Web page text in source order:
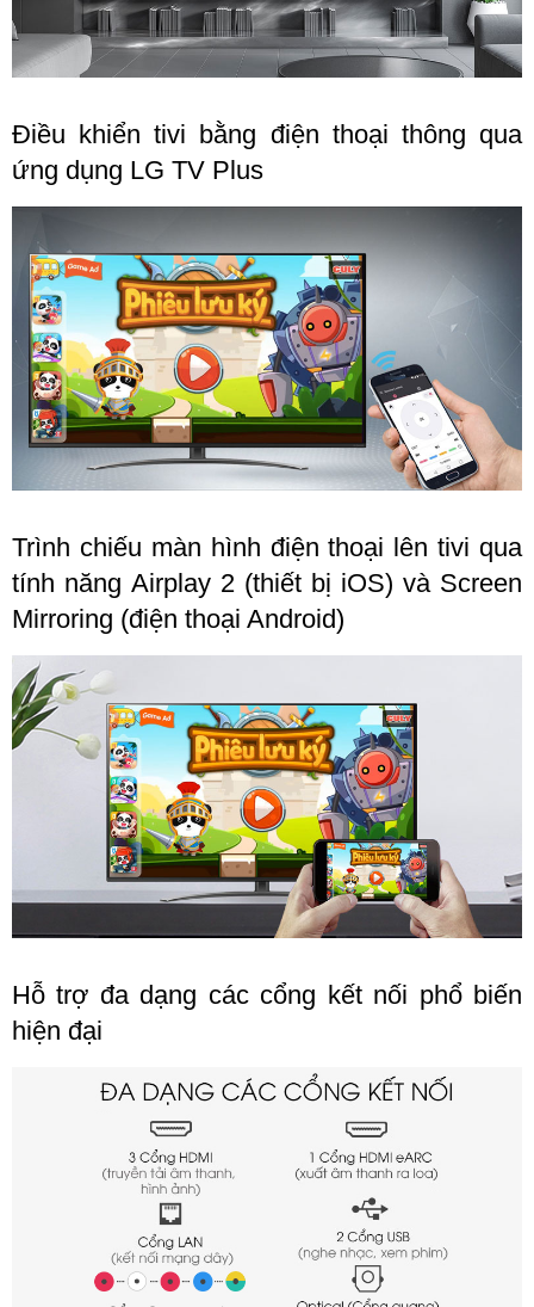
Điều khiển tivi bằng điện thoại thông qua
ứng dụng LG TV Plus
Trình chiếu màn hình điện thoại lên tivi qua
tính năng Airplay 2 (thiết bị iOS) và Screen
Mirroring (điện thoại Android)
Hỗ trợ đa dạng các cổng kết nối phổ biến
hiện đại